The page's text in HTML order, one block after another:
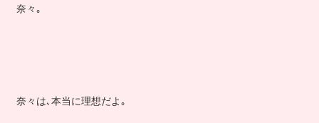
奈々｡
奈々は､本当に理想だよ｡